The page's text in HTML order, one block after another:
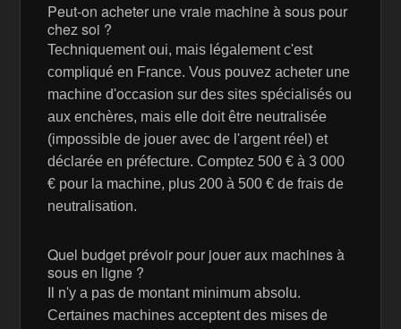
Peut-on acheter une vraie machine à sous pour
chez soi ?
Techniquement oui, mais légalement c'est
compliqué en France. Vous pouvez acheter une
machine d'occasion sur des sites spécialisés ou
aux enchères, mais elle doit être neutralisée
(impossible de jouer avec de l'argent réel) et
déclarée en préfecture. Comptez 500 € à 3 000
€ pour la machine, plus 200 à 500 € de frais de
neutralisation.
Quel budget prévoir pour jouer aux machines à
sous en ligne ?
Il n'y a pas de montant minimum absolu.
Certaines machines acceptent des mises de